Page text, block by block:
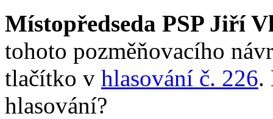
Místopředseda PSP Jiří
tohoto pozměňovacího
tlačítko v hlasování č. 226.
hlasování?